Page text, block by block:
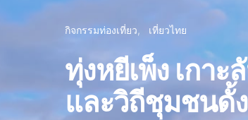
กิจกรรมท่องเที่ยว เที่ยวไทย
ทุ่งหยีเพ็ง เกา
และวิถีชุมชนดั้